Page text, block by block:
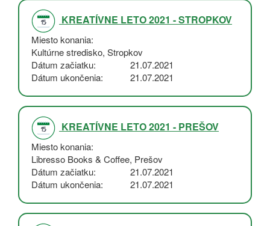
KREATÍVNE LETO 2021 - STROPKOV
Miesto konania
Kultúrne stredisko, Stropkov
Dátum začiatku
21.07.2021
Dátum ukončenia
21.07.2021
KREATÍVNE LETO 2021 - PREŠOV
Miesto konania
Libresso Books & Coffee, Prešov
Dátum začiatku
21.07.2021
Dátum ukončenia
21.07.2021